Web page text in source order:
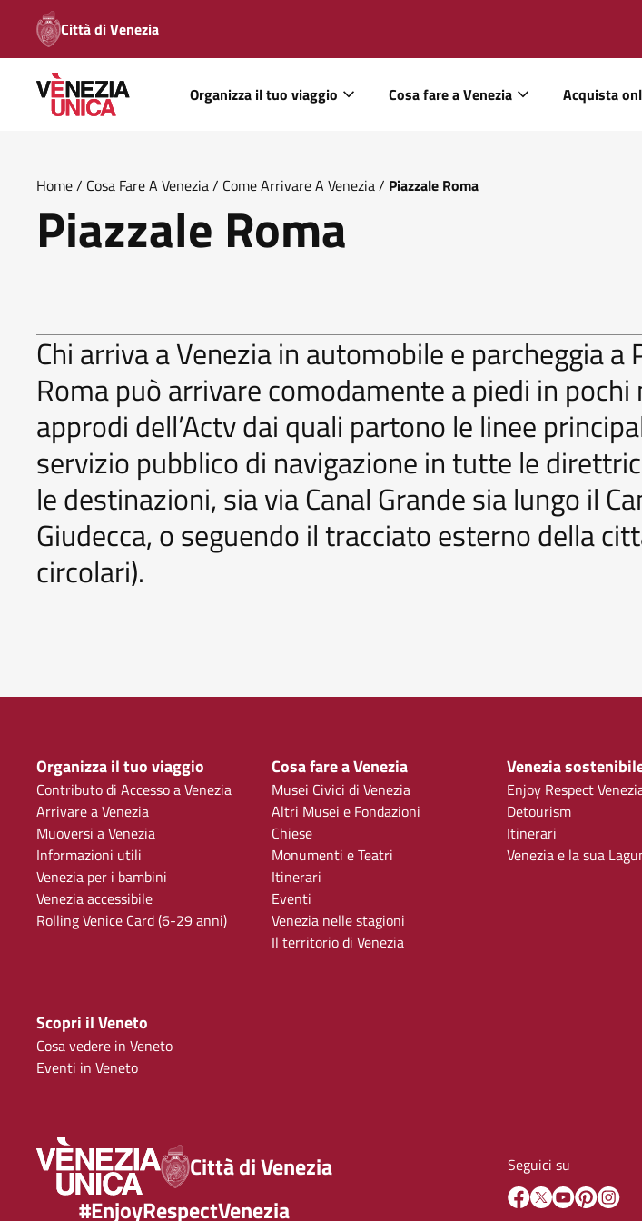
Città di Venezia
Organizza il tuo viaggio Cosa fare a Venezia Acquista
Home/ Cosa Fare A Venezia/ Come Arrivare A Venezia/ Piazzale Roma
Piazzale Roma
Chi arriva a Venezia in automobile e parcheggia a
Roma può arrivare comodamente a piedi in
approdi dell’Actv dai quali partono le linee
servizio pubblico di navigazione in tutte le
le destinazioni, sia via Canal Grande sia lungo il
Giudecca, o seguendo il tracciato esterno della
circolari).
Organizza il tuo viaggio
Contributo di Accesso a Venezia
Arrivare a Venezia
Muoversi a Venezia
Informazioni utili
Venezia per i bambini
Venezia accessibile
Rolling Venice Card (6-29 anni)
Cosa fare a Venezia
Musei Civici di Venezia
Altri Musei e Fondazioni
Chiese
Monumenti e Teatri
Itinerari
Eventi
Venezia nelle stagioni
Il territorio di Venezia
Venezia
Enjoy Respect
Detourism
Itinerari
Venezia e la sua
Scopri il Veneto
Cosa vedere in Veneto
Eventi in Veneto
Città di Venezia
#EnjoyRespectVenezia
Seguici su